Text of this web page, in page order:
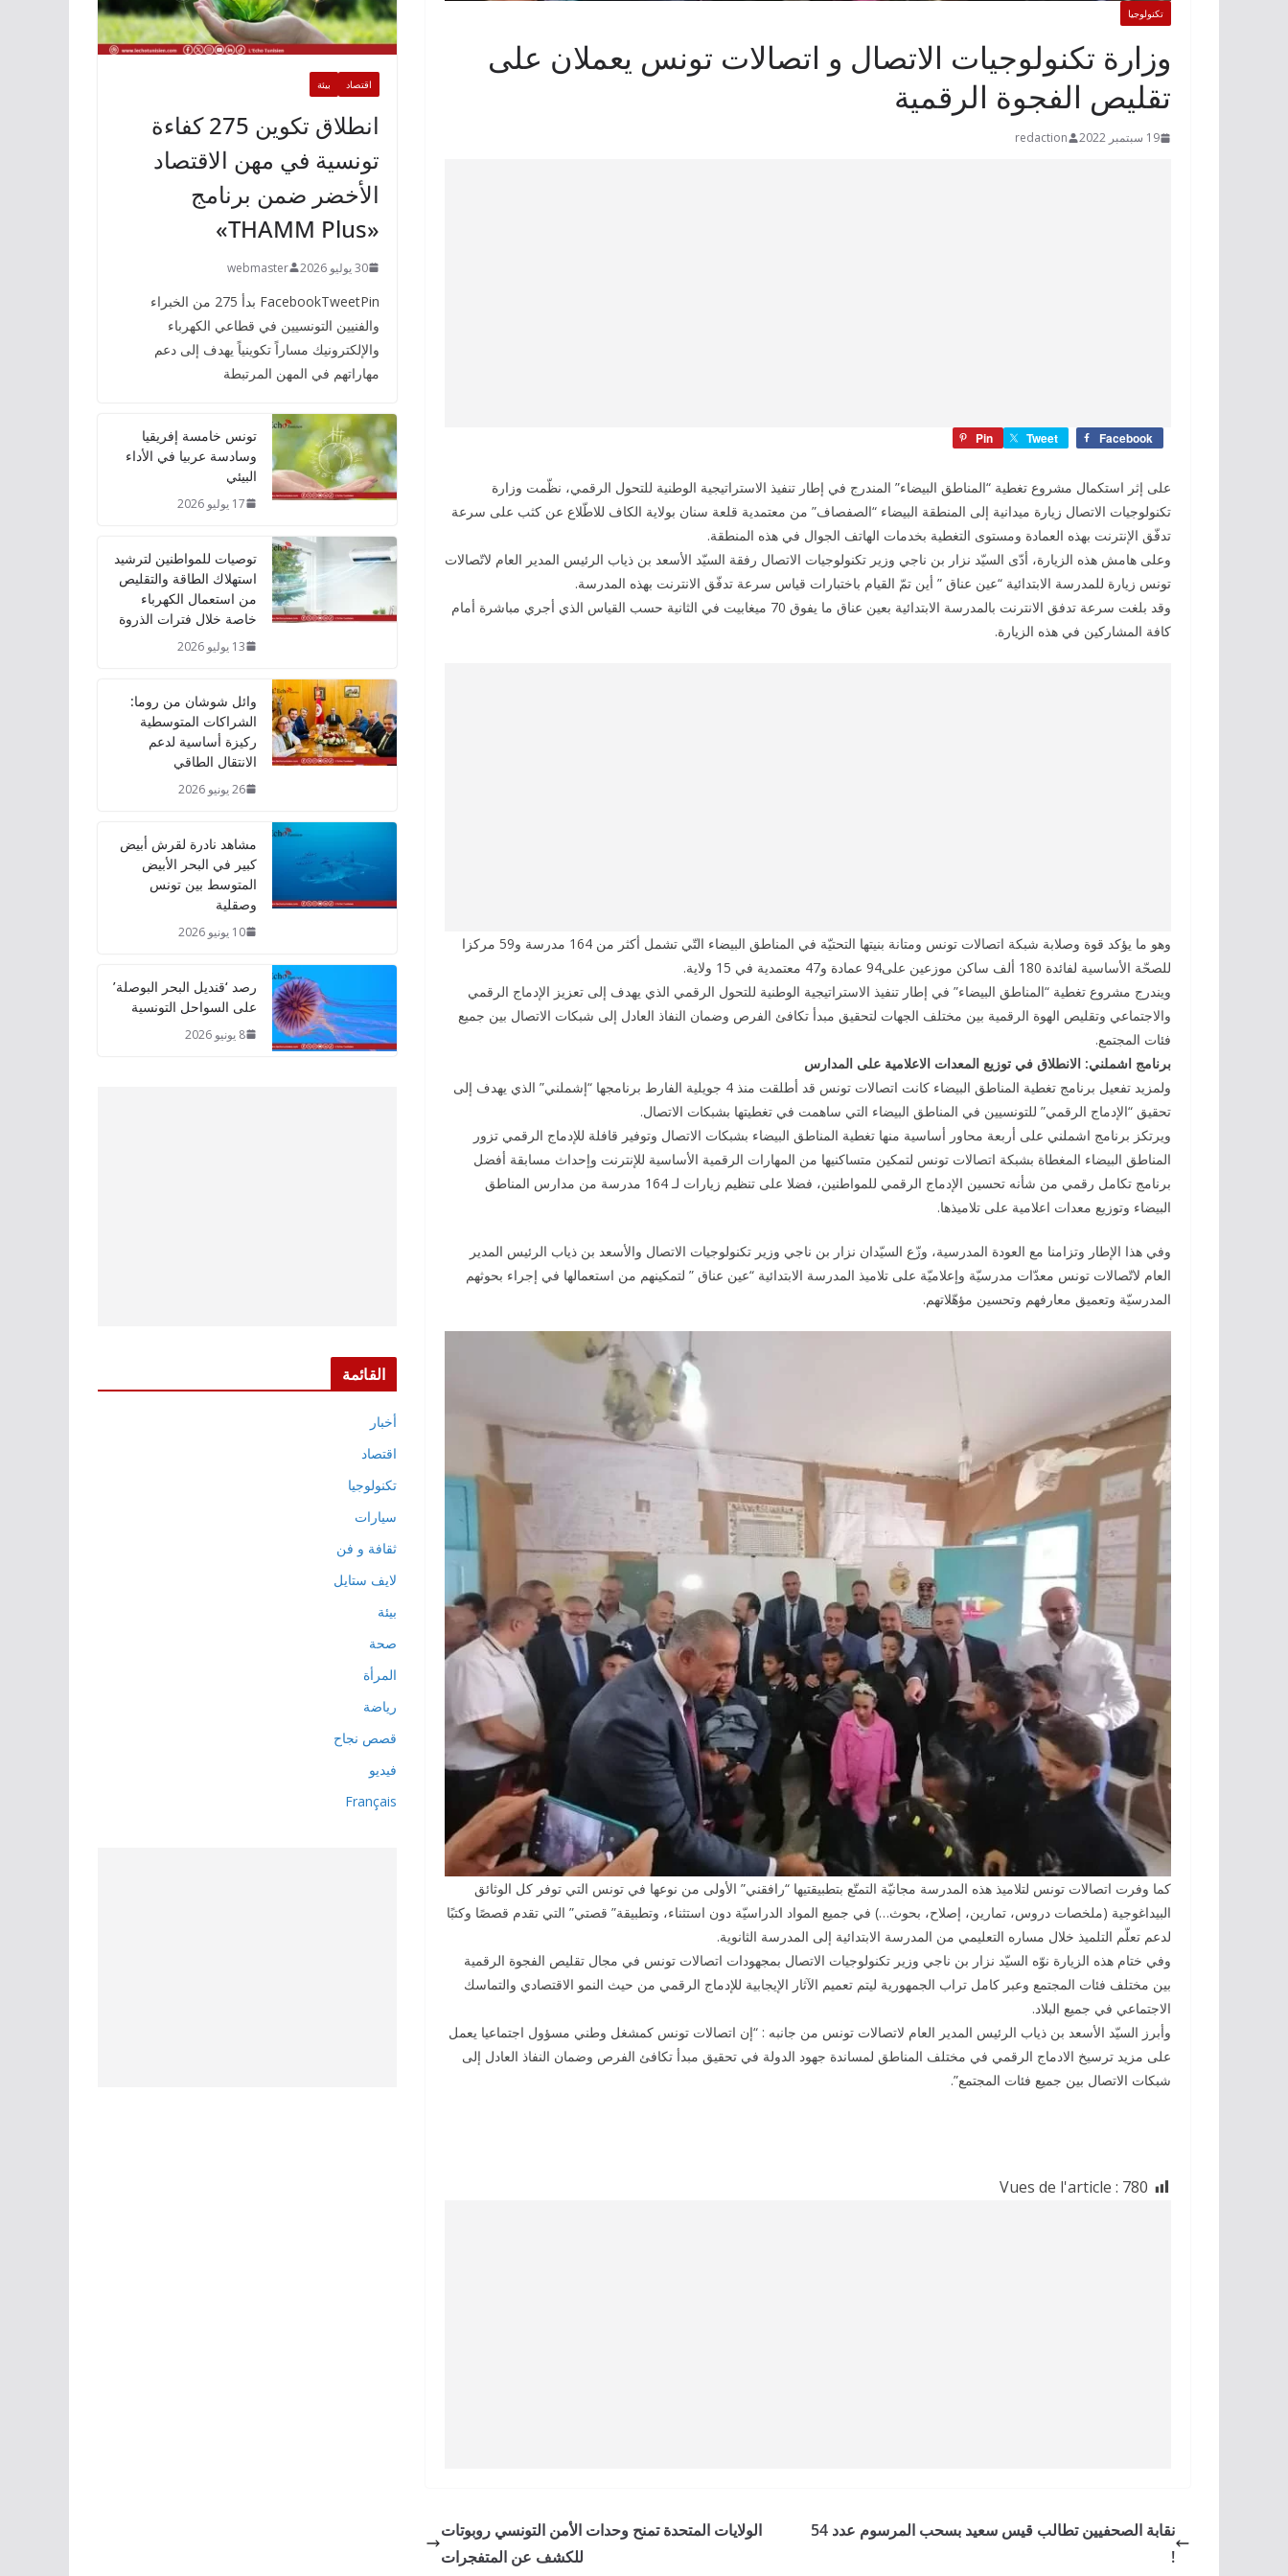
تكنولوجيا
وزارة تكنولوجيات الاتصال و اتصالات تونس يعملان على
تقليص الفجوة الرقمية
19 سبتمبر 2022 redaction
Facebook
Tweet
Pin
على إثر استكمال مشروع تغطية “المناطق البيضاء” المندرج في إطار تنفيذ الاستراتيجية الوطنية للتحول الرقمي، نظّمت وزارة
تكنولوجيات الاتصال زيارة ميدانية إلى المنطقة البيضاء “الصفصاف” من معتمدية قلعة سنان بولاية الكاف للاطّلاع عن كثب على سرعة
تدفّق الإنترنت بهذه العمادة ومستوى التغطية بخدمات الهاتف الجوال في هذه المنطقة.
وعلى هامش هذه الزيارة، أدّى السيّد نزار بن ناجي وزير تكنولوجيات الاتصال رفقة السيّد الأسعد بن ذياب الرئيس المدير العام لاتّصالات
تونس زيارة للمدرسة الابتدائية “عين عناق ” أين تمّ القيام باختبارات قياس سرعة تدفّق الانترنت بهذه المدرسة.
وقد بلغت سرعة تدفق الانترنت بالمدرسة الابتدائية بعين عناق ما يفوق 70 ميغابيت في الثانية حسب القياس الذي أجري مباشرة أمام
كافة المشاركين في هذه الزيارة.
وهو ما يؤكد قوة وصلابة شبكة اتصالات تونس ومتانة بنيتها التحتيّة في المناطق البيضاء التّي تشمل أكثر من 164 مدرسة و59 مركزا
للصحّة الأساسية لفائدة 180 ألف ساكن موزعين على94 عمادة و47 معتمدية في 15 ولاية.
ويندرج مشروع تغطية “المناطق البيضاء” في إطار تنفيذ الاستراتيجية الوطنية للتحول الرقمي الذي يهدف إلى تعزيز الإدماج الرقمي
والاجتماعي وتقليص الهوة الرقمية بين مختلف الجهات لتحقيق مبدأ تكافئ الفرص وضمان النفاذ العادل إلى شبكات الاتصال بين جميع
فئات المجتمع.
برنامج اشملني: الانطلاق في توزيع المعدات الاعلامية على المدارس
ولمزيد تفعيل برنامج تغطية المناطق البيضاء كانت اتصالات تونس قد أطلقت منذ 4 جويلية الفارط برنامجها “إشملني” الذي يهدف إلى
تحقيق “الإدماج الرقمي” للتونسيين في المناطق البيضاء التي ساهمت في تغطيتها بشبكات الاتصال.
ويرتكز برنامج اشملني على أربعة محاور أساسية منها تغطية المناطق البيضاء بشبكات الاتصال وتوفير قافلة للإدماج الرقمي تزور
المناطق البيضاء المغطاة بشبكة اتصالات تونس لتمكين متساكنيها من المهارات الرقمية الأساسية للإنترنت وإحداث مسابقة أفضل
برنامج تكامل رقمي من شأنه تحسين الإدماج الرقمي للمواطنين، فضلا على تنظيم زيارات لـ 164 مدرسة من مدارس المناطق
البيضاء وتوزيع معدات اعلامية على تلاميذها.
وفي هذا الإطار وتزامنا مع العودة المدرسية، وزّع السيّدان نزار بن ناجي وزير تكنولوجيات الاتصال والأسعد بن ذياب الرئيس المدير
العام لاتّصالات تونس معدّات مدرسيّة وإعلاميّة على تلاميذ المدرسة الابتدائية “عين عناق ” لتمكينهم من استعمالها في إجراء بحوثهم
المدرسيّة وتعميق معارفهم وتحسين مؤهّلاتهم.
كما وفرت اتصالات تونس لتلاميذ هذه المدرسة مجانيّة التمتّع بتطبيقتيها “رافقني” الأولى من نوعها في تونس التي توفر كل الوثائق
البيداغوجية (ملخصات دروس، تمارين، إصلاح، بحوث…) في جميع المواد الدراسيّة دون استثناء، وتطبيقة” قصتي” التي تقدم قصصًا وكتبًا
لدعم تعلّم التلميذ خلال مساره التعليمي من المدرسة الابتدائية إلى المدرسة الثانوية.
وفي ختام هذه الزيارة نوّه السيّد نزار بن ناجي وزير تكنولوجيات الاتصال بمجهودات اتصالات تونس في مجال تقليص الفجوة الرقمية
بين مختلف فئات المجتمع وعبر كامل تراب الجمهورية ليتم تعميم الآثار الإيجابية للإدماج الرقمي من حيث النمو الاقتصادي والتماسك
الاجتماعي في جميع البلاد.
وأبرز السيّد الأسعد بن ذياب الرئيس المدير العام لاتصالات تونس من جانبه : “إن اتصالات تونس كمشغل وطني مسؤول اجتماعيا يعمل
على مزيد ترسيخ الادماج الرقمي في مختلف المناطق لمساندة جهود الدولة في تحقيق مبدأ تكافئ الفرص وضمان النفاذ العادل إلى
شبكات الاتصال بين جميع فئات المجتمع”.
Vues de l'article : 780
نقابة الصحفيين تطالب قيس سعيد بسحب المرسوم عدد 54
!
الولايات المتحدة تمنح وحدات الأمن التونسي روبوتات
للكشف عن المتفجرات
اقتصاد بيئة
انطلاق تكوين 275 كفاءة
تونسية في مهن الاقتصاد
الأخضر ضمن برنامج
«THAMM Plus»
30 يوليو 2026 webmaster
FacebookTweetPin بدأ 275 من الخبراء
والفنيين التونسيين في قطاعي الكهرباء
والإلكترونيك مساراً تكوينياً يهدف إلى دعم
مهاراتهم في المهن المرتبطة
تونس خامسة إفريقيا
وسادسة عربيا في الأداء
البيئي
17 يوليو 2026
توصيات للمواطنين لترشيد
استهلاك الطاقة والتقليص
من استعمال الكهرباء
خاصة خلال فترات الذروة
13 يوليو 2026
وائل شوشان من روما:
الشراكات المتوسطية
ركيزة أساسية لدعم
الانتقال الطاقي
26 يونيو 2026
مشاهد نادرة لقرش أبيض
كبير في البحر الأبيض
المتوسط بين تونس
وصقلية
10 يونيو 2026
رصد ‘قنديل البحر البوصلة’
على السواحل التونسية
8 يونيو 2026
القائمة
أخبار
اقتصاد
تكنولوجيا
سيارات
ثقافة و فن
لايف ستايل
بيئة
صحة
المرأة
رياضة
قصص نجاح
فيديو
Français